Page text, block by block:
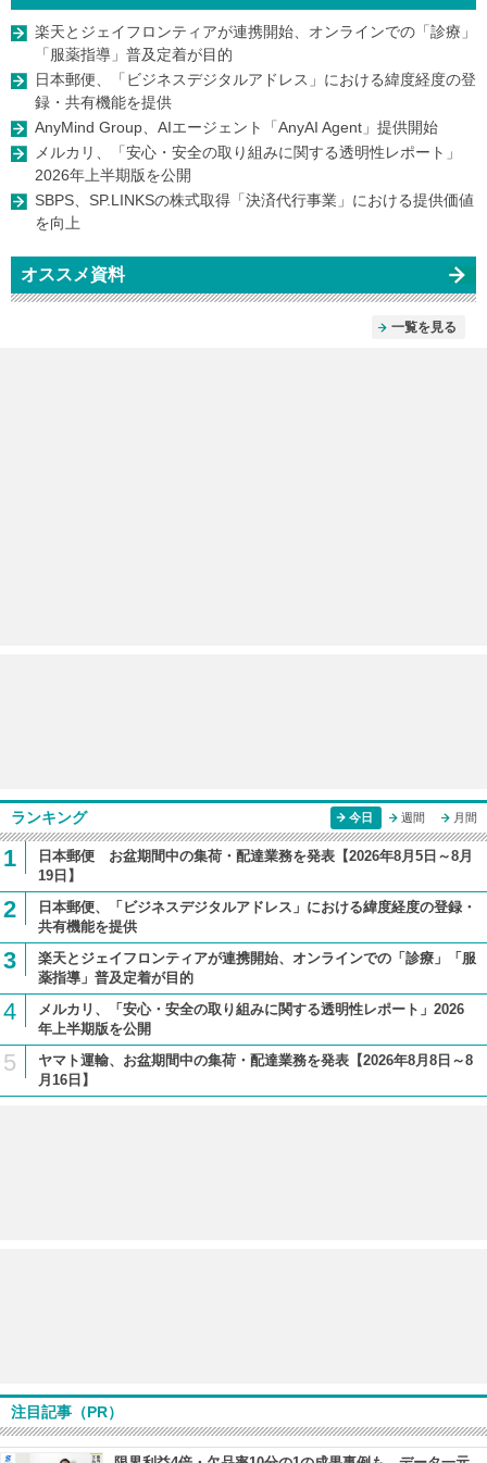
楽天とジェイフロンティアが連携開始、オンラインでの「診療」
「服薬指導」普及定着が目的
日本郵便、「ビジネスデジタルアドレス」における緯度経度の登
録・共有機能を提供
AnyMind Group、AIエージェント「AnyAI Agent」提供開始
メルカリ、「安心・安全の取り組みに関する透明性レポート」
2026年上半期版を公開
SBPS、SP.LINKSの株式取得「決済代行事業」における提供価値
を向上
オススメ資料
一覧を見る
ランキング 今日 週間 月間
1
日本郵便 お盆期間中の集荷・配達業務を発表【2026年8月5日～8月
19日】
2
日本郵便、「ビジネスデジタルアドレス」における緯度経度の登録・
共有機能を提供
3
楽天とジェイフロンティアが連携開始、オンラインでの「診療」「服
薬指導」普及定着が目的
4
メルカリ、「安心・安全の取り組みに関する透明性レポート」2026
年上半期版を公開
5
ヤマト運輸、お盆期間中の集荷・配達業務を発表【2026年8月8日～8
月16日】
注目記事（PR）